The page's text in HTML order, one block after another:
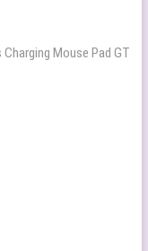
Mouse Pad GT